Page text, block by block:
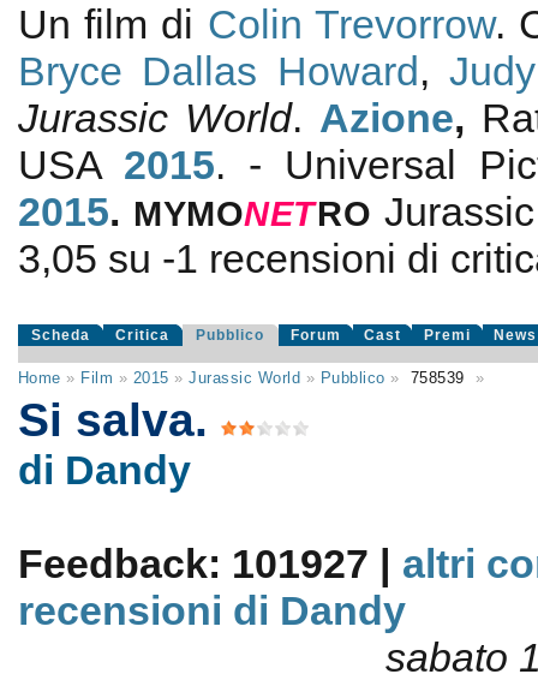
Un film di Colin Trevorrow.
Bryce Dallas Howard,
Jurassic World. Azione,
USA 2015. - Universal
2015. MYMONETRO
3,05 su -1 recensioni di
Scheda Critica Pubblico Forum Cast Premi News
Home » Film » 2015 »Jurassic World » Pubblico » 758539 »
Si salva.
di Dandy
Feedback: 101927 | altri
recensioni di Dandy
sabato